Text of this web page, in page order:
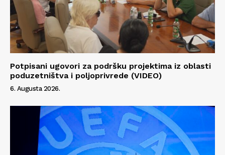
Info
O nama
Kontakt
Potpisani ugovori za podršku projektima iz oblasti
poduzetništva i poljoprivrede (VIDEO)
6. Augusta 2026.